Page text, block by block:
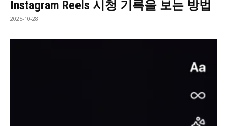
Instagram Reels 시청 기록을 보는 방법
2025-10-28